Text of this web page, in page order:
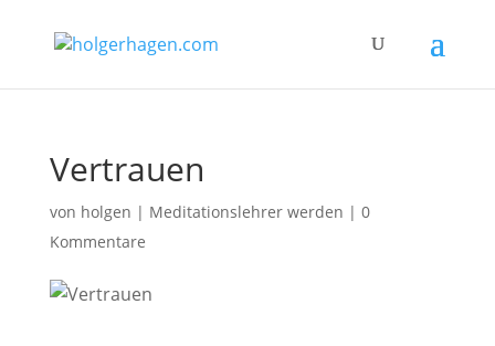
Vertrauen
von holgen | Meditationslehrer werden | 0
Kommentare